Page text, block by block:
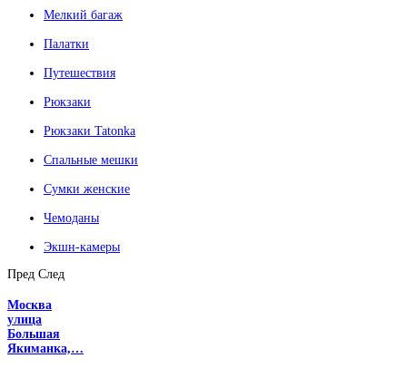
Мелкий багаж
Палатки
Путешествия
Рюкзаки
Рюкзаки Tatonka
Спальные мешки
Сумки женские
Чемоданы
Экшн-камеры
Пред След
Москва
улица
Большая
Якиманка,…